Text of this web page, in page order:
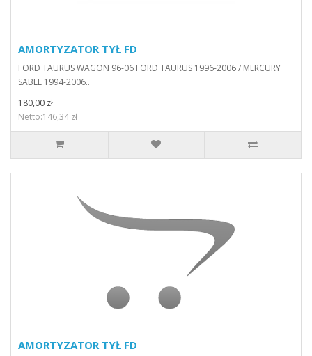
AMORTYZATOR TYŁ FD
FORD TAURUS WAGON 96-06 FORD TAURUS 1996-2006 / MERCURY
SABLE 1994-2006..
180,00 zł
Netto:146,34 zł
AMORTYZATOR TYŁ FD